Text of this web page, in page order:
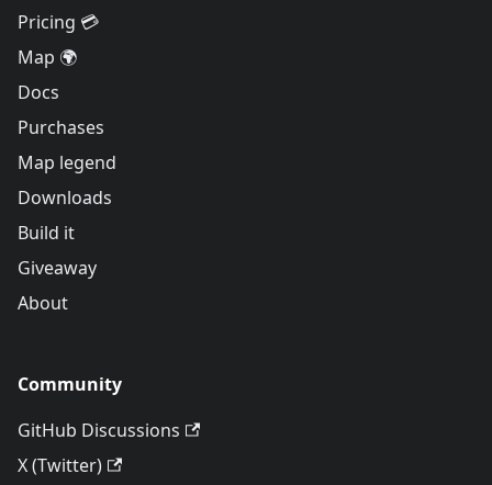
Pricing 💳
Map 🌍
Docs
Purchases
Map legend
Downloads
Build it
Giveaway
About
Community
GitHub Discussions
X (Twitter)